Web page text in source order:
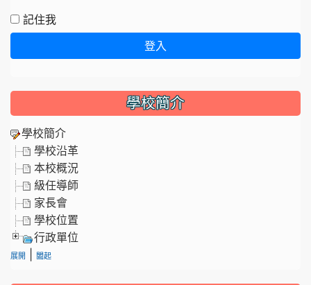
記住我
登入
學校簡介
學校簡介
學校沿革
本校概況
級任導師
家長會
學校位置
行政單位
展開 闔起